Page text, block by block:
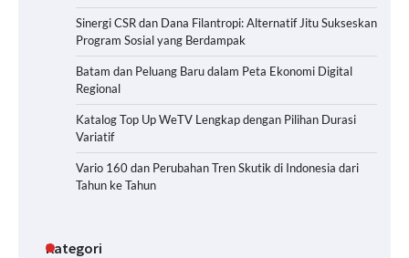
Sinergi CSR dan Dana Filantropi: Alternatif Jitu Sukseskan
Program Sosial yang Berdampak
Batam dan Peluang Baru dalam Peta Ekonomi Digital
Regional
Katalog Top Up WeTV Lengkap dengan Pilihan Durasi
Variatif
Vario 160 dan Perubahan Tren Skutik di Indonesia dari
Tahun ke Tahun
Kategori